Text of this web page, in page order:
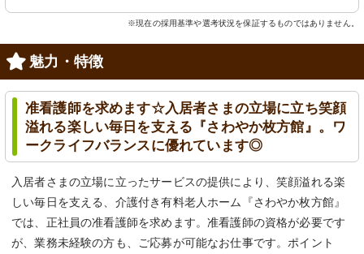
※現在の採用基準や選考状況を保証するものではありません。
魅力・特徴
准看護師を求めます☆入居者さまの立場に立ち笑顔
溢れる楽しい毎日を支える『さわやか枚方館』。ワ
ークライフバランスに優れています◎
入居者さまの立場に立ったサービスの提供により、笑顔溢れる楽
しい毎日を支える、介護付き有料老人ホーム『さわやか枚方館』
では、正社員の准看護師を求めます。准看護師の資格が必要です
が、業務未経験の方も、ご応募が可能なお仕事です。ポイント